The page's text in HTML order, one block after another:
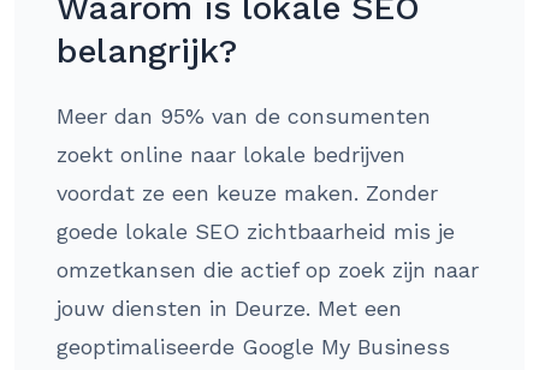
belangrijk?
Meer dan 95% van de consumenten
zoekt online naar lokale bedrijven
voordat ze een keuze maken. Zonder
goede lokale SEO zichtbaarheid mis je
omzetkansen die actief op zoek zijn naar
jouw diensten in Deurze. Met een
geoptimaliseerde Google My Business